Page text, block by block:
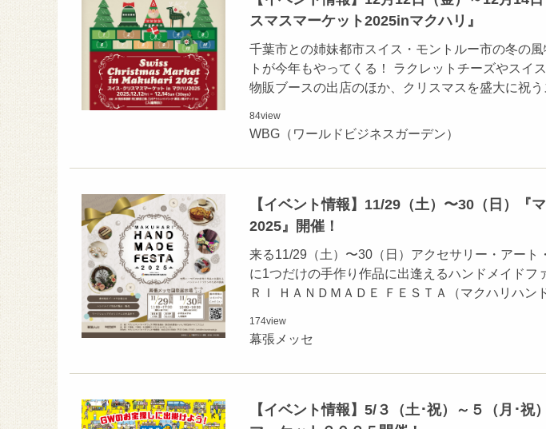
スマスマーケット2025inマクハリ』
千葉市との姉妹都市スイス・モントルー市の冬の
トが今年もやってくる！ ラクレットチーズやスイ
物販ブースの出店のほか、クリスマスを盛大に祝
84view
WBG（ワールドビジネスガーデン）
【イベント情報】11/29（土）〜30（日）『
2025』開催！
来る11/29（土）〜30（日）アクセサリー・アート
に1つだけの手作り作品に出逢えるハンドメイドフ
ＲＩ ＨＡＮＤＭＡＤＥ ＦＥＳＴＡ（マクハリハン
174view
幕張メッセ
【イベント情報】5/３（土･祝）～５（月･祝